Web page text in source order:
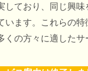
しており、同じ興
います。これらの特
くの方々に適したサ